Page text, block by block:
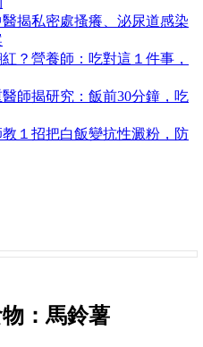
揭私密處搔癢、泌尿道感染
？營養師：吃對這１件事，
師揭研究：飯前30分鐘，吃
１招把白飯變抗性澱粉，防
：馬鈴薯